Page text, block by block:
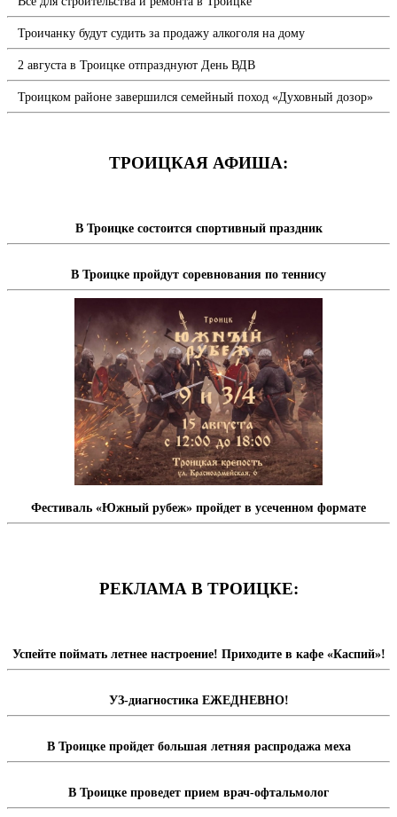
Троичанку будут судить за продажу алкоголя на дому
2 августа в Троицке отпразднуют День ВДВ
Троицком районе завершился семейный поход «Духовный дозор»
ТРОИЦКАЯ АФИША:
В Троицке состоится спортивный праздник
В Троицке пройдут соревнования по теннису
Фестиваль «Южный рубеж» пройдет в усеченном формате
РЕКЛАМА В ТРОИЦКЕ:
Успейте поймать летнее настроение! Приходите в кафе «Каспий»!
УЗ-диагностика ЕЖЕДНЕВНО!
В Троицке пройдет большая летняя распродажа меха
В Троицке проведет прием врач-офтальмолог